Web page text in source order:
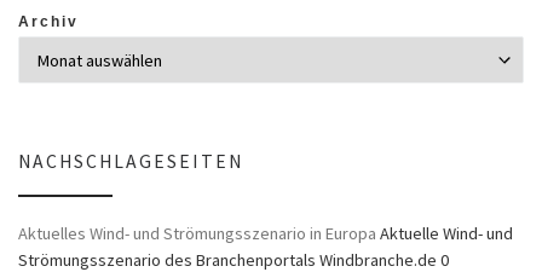
Archiv
NACHSCHLAGESEITEN
Aktuelles Wind- und Strömungsszenario in Europa Aktuelle Wind- und
Strömungsszenario des Branchenportals Windbranche.de 0